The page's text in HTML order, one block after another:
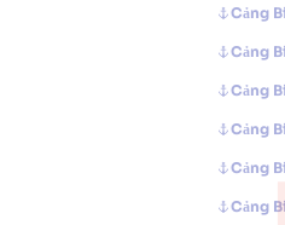
Cảng
Cảng
Cảng
Cảng
Cảng
Cảng